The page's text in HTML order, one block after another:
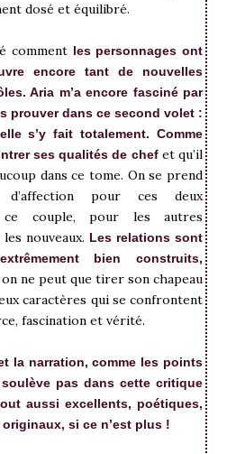
dosé et équilibré.
comment les personnages ont
encore tant de nouvelles
Aria m’a encore fasciné par
prouver dans ce second volet :
s’y fait totalement. Comme
ses qualités de chefet qu’il
dans ce tome. On se prend
pour ces deux
ce couple, pour les autres
nouveaux. Les relations sont
bien construits,
ne peut que tirer son chapeau
caractères qui se confrontent
fascination et vérité.
la narration, comme les points
pas dans cette critique
aussi excellents, poétiques,
si ce n’est plus !